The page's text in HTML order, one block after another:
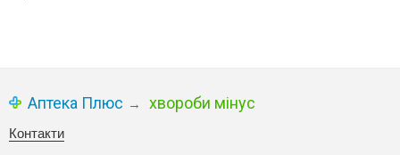
Аптека Плюс → хвороби мінус
Контакти